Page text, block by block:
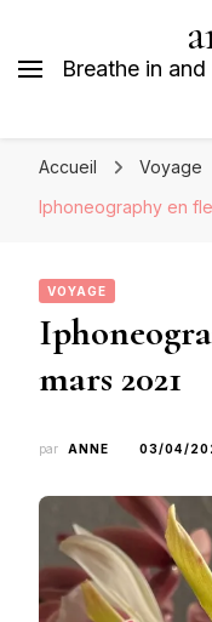
Breathe in
Accueil
Voyage
Iphoneography en
VOYAGE
mars 2021
par ANNE 03/04/